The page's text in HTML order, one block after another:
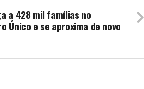
a 428 mil famílias no
Único e se aproxima de novo